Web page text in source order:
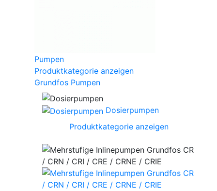
Pumpen
Produktkategorie anzeigen
Grundfos Pumpen
Dosierpumpen
Produktkategorie anzeigen